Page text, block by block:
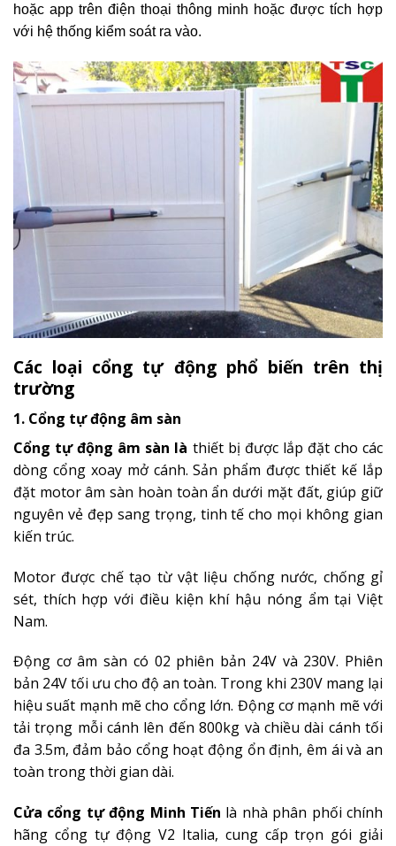
hoặc app trên điện thoại thông minh hoặc được tích hợp
với hệ thống kiểm soát ra vào.
Các loại cổng tự động phổ biến trên thị
trường
1. Cổng tự động âm sàn
Cổng tự động âm sàn là thiết bị được lắp đặt cho các
dòng cổng xoay mở cánh. Sản phẩm được thiết kế lắp
đặt motor âm sàn hoàn toàn ẩn dưới mặt đất, giúp giữ
nguyên vẻ đẹp sang trọng, tinh tế cho mọi không gian
kiến trúc.
Motor được chế tạo từ vật liệu chống nước, chống gỉ
sét, thích hợp với điều kiện khí hậu nóng ẩm tại Việt
Nam.
Động cơ âm sàn có 02 phiên bản 24V và 230V. Phiên
bản 24V tối ưu cho độ an toàn. Trong khi 230V mang lại
hiệu suất mạnh mẽ cho cổng lớn. Động cơ mạnh mẽ với
tải trọng mỗi cánh lên đến 800kg và chiều dài cánh tối
đa 3.5m, đảm bảo cổng hoạt động ổn định, êm ái và an
toàn trong thời gian dài.
Cửa cổng tự động Minh Tiến là nhà phân phối chính
hãng cổng tự động V2 Italia, cung cấp trọn gói giải